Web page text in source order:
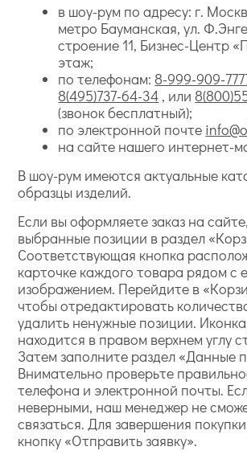
в шоу-рум по адресу: г.
метро Бауманская, ул.
строение 11, Бизнес-Центр
этаж;
по телефонам: 8-999-909-
8(495)737-64-34 , или
(звонок бесплатный);
по электронной почте
на сайте нашего интернет-
В шоу-рум имеются актуальные
образцы изделий.
Если вы оформляете заказ на
выбранные позиции в раздел
Соответствующая кнопка
карточке каждого товара рядом с
изображением. Перейдите в
чтобы отредактировать
удалить ненужные позиции.
находится в правом верхнем углу
Затем заполните раздел «Данные
Внимательно проверьте
телефона и электронной почты.
неверными, наш менеджер не
связаться. Для завершения
кнопку «Отправить заявку».